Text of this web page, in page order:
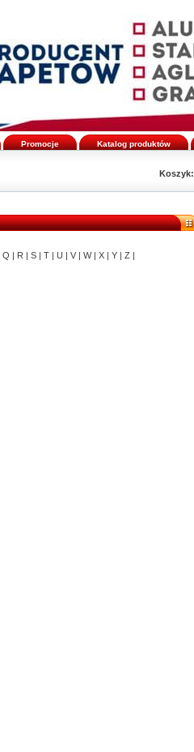
Promocje Katalog produktów
Koszyk:
Q | R | S | T | U | V | W | X | Y | Z |